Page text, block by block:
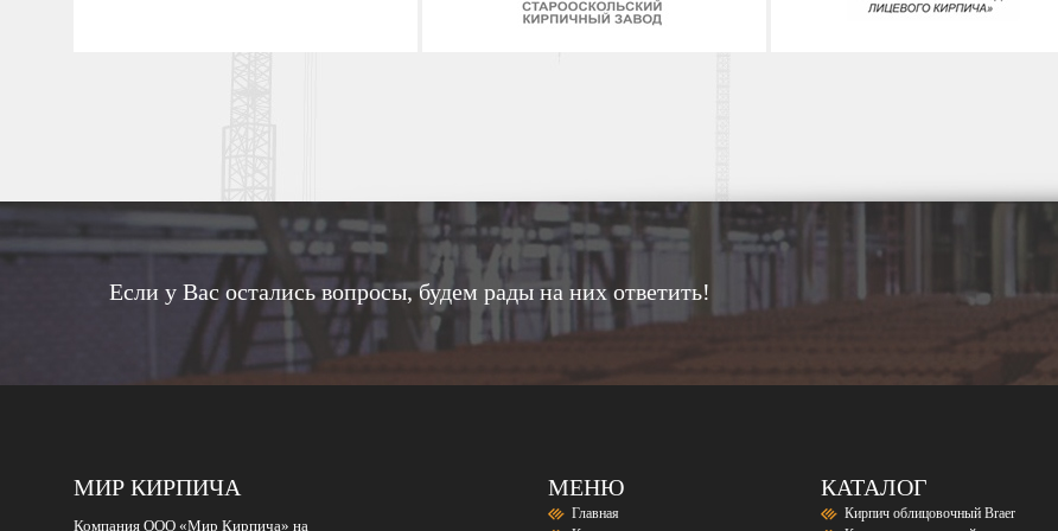
Если у Вас остались вопросы, будем рады на них ответить!
МИР КИРПИЧА
Компания ООО «Мир Кирпича» на
МЕНЮ
Главная
КАТАЛОГ
Кирпич облицовочный Braer